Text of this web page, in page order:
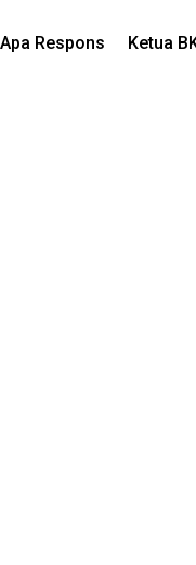
Respons
Ketua